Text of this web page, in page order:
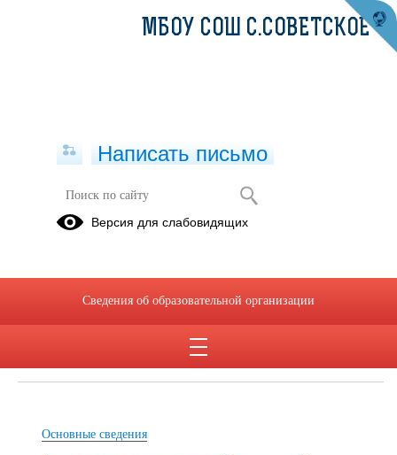
Документ о заключенных и
международными организациями по
вопросам образования и науки
Основные сведения
МБОУ СОШ С.СОВЕТСКОЕ
Написать письмо
Версия для слабовидящих
Сведения об образовательной организации